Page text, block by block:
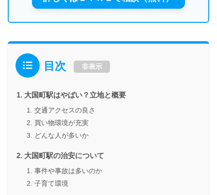
目次 非表示
大国町駅はやばい？立地と概要
交通アクセスの良さ
買い物環境が充実
どんな人が多いか
大国町駅の治安について
事件や事故は多いのか
子育て環境